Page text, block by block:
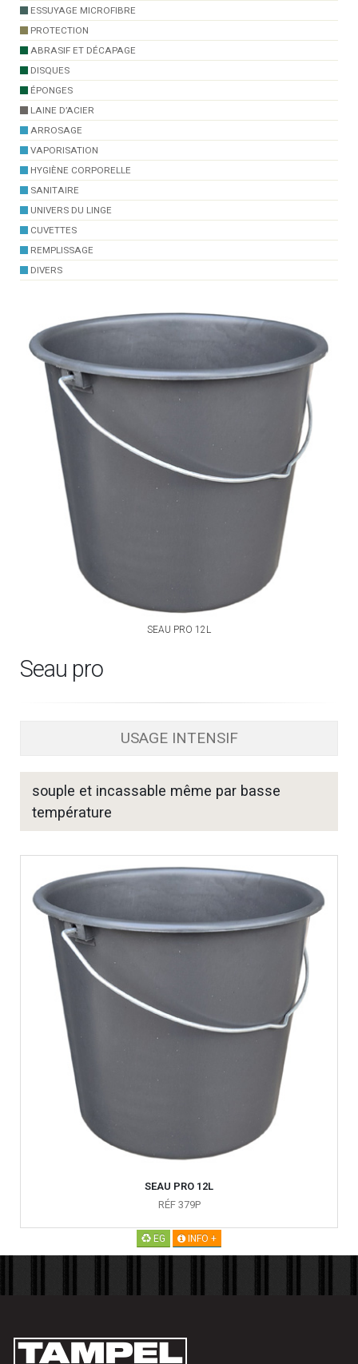
ESSUYAGE MICROFIBRE
PROTECTION
ABRASIF ET DÉCAPAGE
DISQUES
ÉPONGES
LAINE D’ACIER
ARROSAGE
VAPORISATION
HYGIÈNE CORPORELLE
SANITAIRE
UNIVERS DU LINGE
CUVETTES
REMPLISSAGE
DIVERS
SEAU PRO 12L
Seau pro
USAGE INTENSIF
souple et incassable même par basse
température
SEAU PRO 12L
RÉF 379P
EG INFO +